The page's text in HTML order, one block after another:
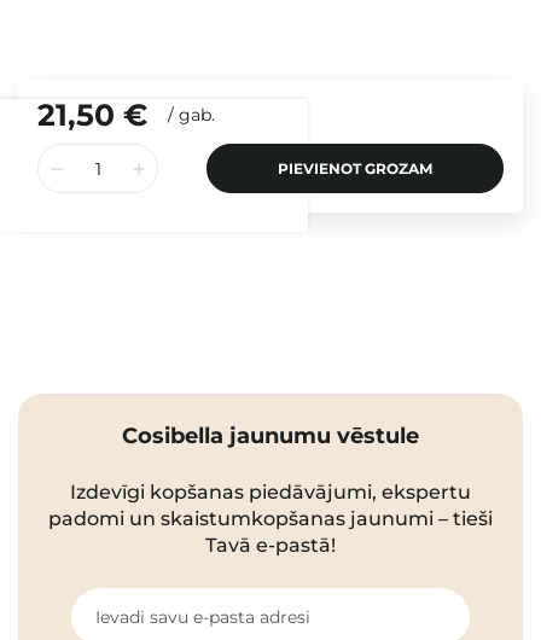
21,50 € / gab.
PIEVIENOT GROZAM
Cosibella jaunumu vēstule
Izdevīgi kopšanas piedāvājumi, ekspertu
padomi un skaistumkopšanas jaunumi – tieši
Tavā e-pastā!
Ievadi savu e-pasta adresi